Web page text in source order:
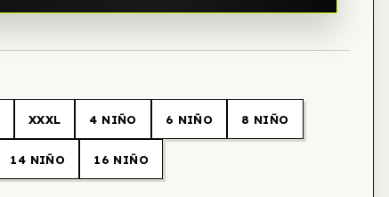
XXXL 4 NIÑO 6 NIÑO 8 NIÑO
14 NIÑO 16 NIÑO